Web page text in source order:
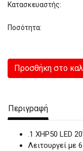
Κατασκευαστής:
Ποσότητα:
Προσθήκη στο
Περιγραφή
.1 XΗP50 LED
Λειτουργεί με